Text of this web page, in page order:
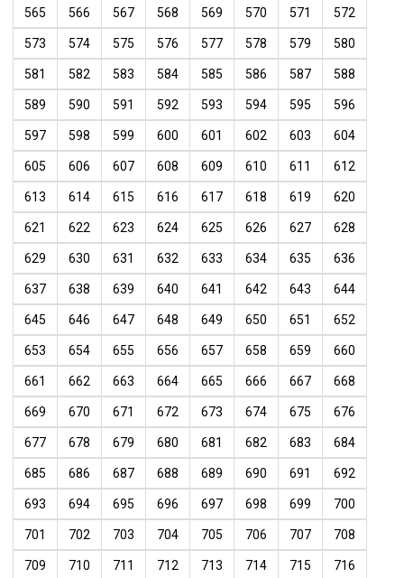
565 566 567 568 569 570 571 572
573 574 575 576 577 578 579 580
581 582 583 584 585 586 587 588
589 590 591 592 593 594 595 596
597 598 599 600 601 602 603 604
605 606 607 608 609 610 611 612
613 614 615 616 617 618 619 620
621 622 623 624 625 626 627 628
629 630 631 632 633 634 635 636
637 638 639 640 641 642 643 644
645 646 647 648 649 650 651 652
653 654 655 656 657 658 659 660
661 662 663 664 665 666 667 668
669 670 671 672 673 674 675 676
677 678 679 680 681 682 683 684
685 686 687 688 689 690 691 692
693 694 695 696 697 698 699 700
701 702 703 704 705 706 707 708
709 710 711 712 713 714 715 716